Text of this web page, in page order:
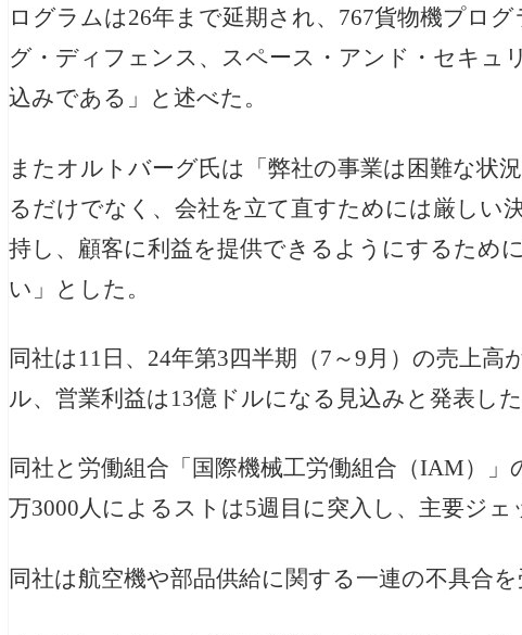
ログラムは26年まで延期され、767貨物機プロ
グ・ディフェンス、スペース・アンド・セキュ
込みである」と述べた。
またオルトバーグ氏は「弊社の事業は困難な状
るだけでなく、会社を立て直すためには厳しい
持し、顧客に利益を提供できるようにするため
い」とした。
同社は11日、24年第3四半期（7～9月）の売上高
ル、営業利益は13億ドルになる見込みと発表した
同社と労働組合「 国際機械工労働組合（IAM）
万3000人によるストは5週目に突入し、主要ジェ
同社は航空機や部品供給に関する一連の不具合